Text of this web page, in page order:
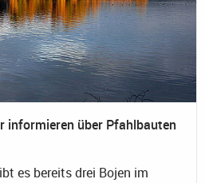
informieren über Pfahlbauten
es bereits drei Bojen im